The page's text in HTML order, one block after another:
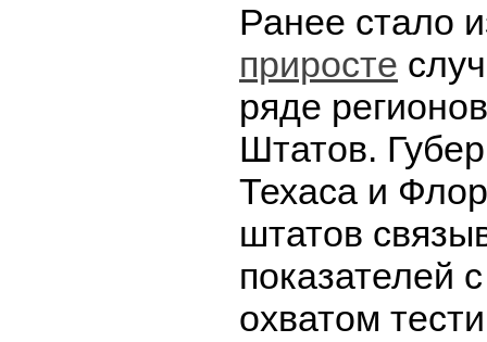
Ранее стало
приросте
ряде
Штатов.
Техаса и
штатов
показателей
охватом